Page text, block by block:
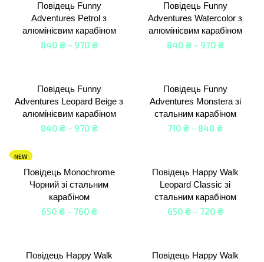
Повідець Funny
Adventures Petrol з
алюмінієвим карабіном
840 ₴– 970 ₴
Повідець Funny
Adventures Watercolor з
алюмінієвим карабіном
840 ₴– 970 ₴
Повідець Funny
Adventures Leopard Beige з
алюмінієвим карабіном
840 ₴– 970 ₴
Повідець Funny
Adventures Monstera зі
стальним карабіном
710 ₴ – 840 ₴
NEW
Повідець Monochrome
Чорний зі стальним
карабіном
650 ₴– 760 ₴
Повідець Happy Walk
Leopard Classic зі
стальним карабіном
650 ₴– 720 ₴
Повідець Happy Walk
Повідець Happy Walk
принтами)
Шлея –